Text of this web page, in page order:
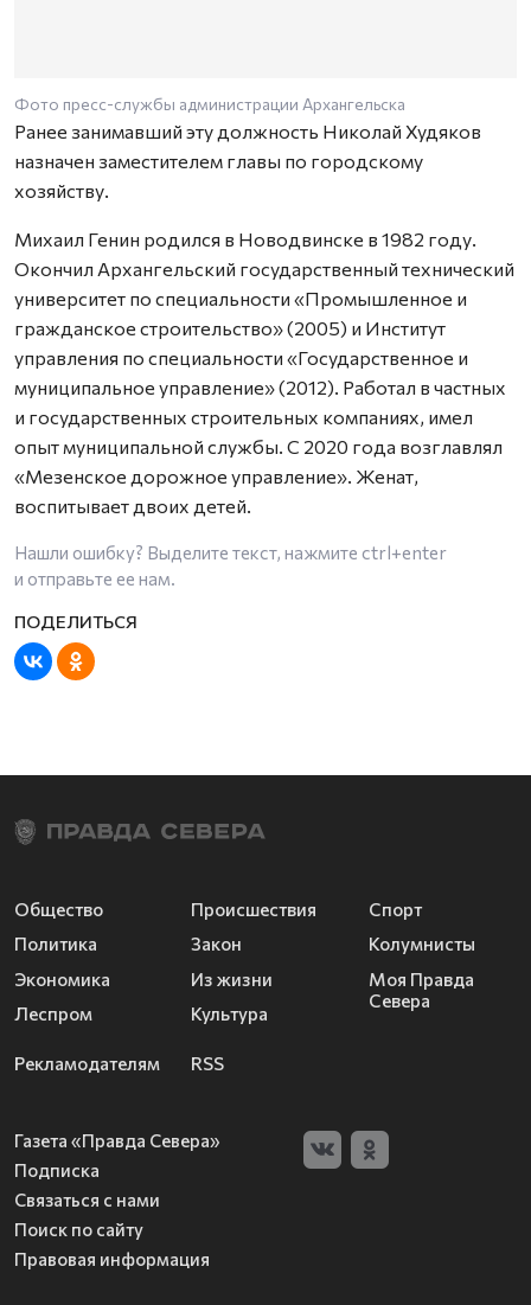
Фото пресс-службы администрации Архангельска
Ранее занимавший эту должность Николай Худяков
назначен заместителем главы по городскому
хозяйству.
Михаил Генин родился в Новодвинске в 1982 году.
Окончил Архангельский государственный технический
университет по специальности «Промышленное и
гражданское строительство» (2005) и Институт
управления по специальности «Государственное и
муниципальное управление» (2012). Работал в частных
и государственных строительных компаниях, имел
опыт муниципальной службы. С 2020 года возглавлял
«Мезенское дорожное управление». Женат,
воспитывает двоих детей.
Нашли ошибку? Выделите текст, нажмите ctrl+enter
и отправьте ее нам.
Общество
Политика
Экономика
Леспром
Происшествия
Закон
Из жизни
Культура
Спорт
Колумнисты
Моя Правда
Севера
Рекламодателям RSS
Газета «Правда Севера»
Подписка
Связаться с нами
Поиск по сайту
Правовая информация